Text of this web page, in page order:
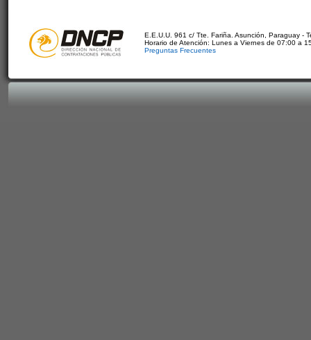
E.E.U.U. 961 c/ Tte. Fariña. Asunción, Paraguay -
Horario de Atención: Lunes a Viernes de 07:00 a
Preguntas Frecuentes